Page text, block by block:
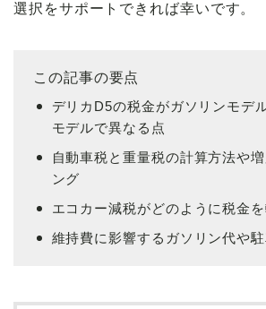
選択をサポートできれば幸いです。
この記事の要点
デリカD5の税金がガソリンモデ
モデルで異なる点
自動車税と重量税の計算方法や増
ング
エコカー減税がどのように税金
維持費に影響するガソリン代や